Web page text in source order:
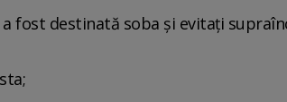
fost destinată soba şi evitaţi